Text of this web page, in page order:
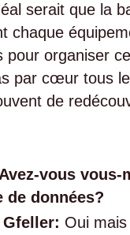
serait que la
chaque
pour organiser
par cœur tous
de
vous
de données?
Oui